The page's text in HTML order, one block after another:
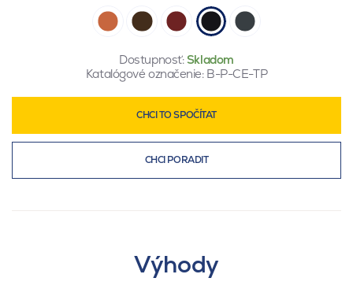
Dostupnosť:Skladom
Katalógové označenie: B-P-CE-TP
CHCI TO SPOČÍTAT
CHCI PORADIT
Výhody